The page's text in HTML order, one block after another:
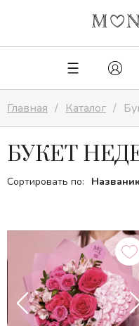
Главная Каталог
БУКЕТ
Сортировать по: